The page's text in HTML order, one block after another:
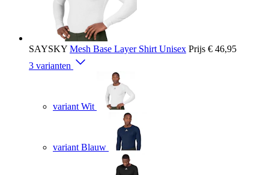
SAYSKY Mesh Base Layer Shirt Unisex Prijs € 46,95
3 varianten
variant Wit
variant Blauw